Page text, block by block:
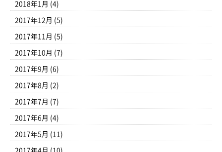
2018年1月 (4)
2017年12月 (5)
2017年11月 (5)
2017年10月 (7)
2017年9月 (6)
2017年8月 (2)
2017年7月 (7)
2017年6月 (4)
2017年5月 (11)
2017年4月 (10)